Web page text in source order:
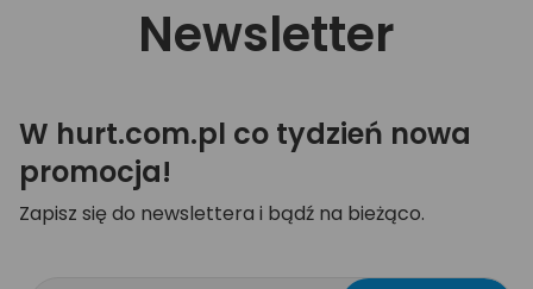
Newsletter
W hurt.com.pl co tydzień nowa
promocja!
Zapisz się do newslettera i bądź na bieżąco.